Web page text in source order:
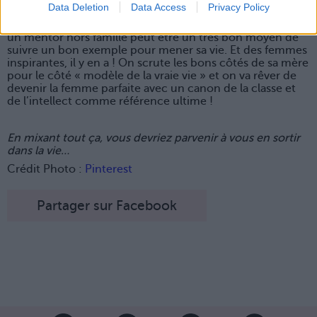
Data Deletion Data Access Privacy Policy
5. Inspirez-vous d’une mère numéro 2
un mentor hors famille peut être un très bon moyen de
suivre un bon exemple pour mener sa vie. Et des femmes
inspirantes, il y en a ! On scrute les bons côtés de sa mère
pour le côté « modèle de la vraie vie » et on va rêver de
devenir la femme parfaite avec un canon de la classe et
de l’intellect comme référence ultime !
En mixant tout ça, vous devriez parvenir à vous en sortir
dans la vie…
Crédit Photo : Pinterest
Partager sur Facebook